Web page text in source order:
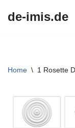
de-imis.de
Home \ 1 Rosette